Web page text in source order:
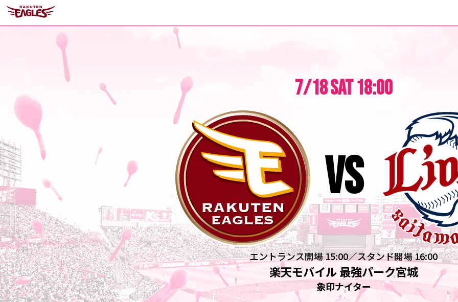
7/18SAT18:00
vs
エントランス開場 15:00／スタンド開場 16:00
楽天モバイル 最強パーク宮城
象印ナイター